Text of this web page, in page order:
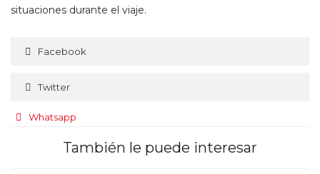
situaciones durante el viaje.
Facebook
Twitter
Whatsapp
También le puede interesar